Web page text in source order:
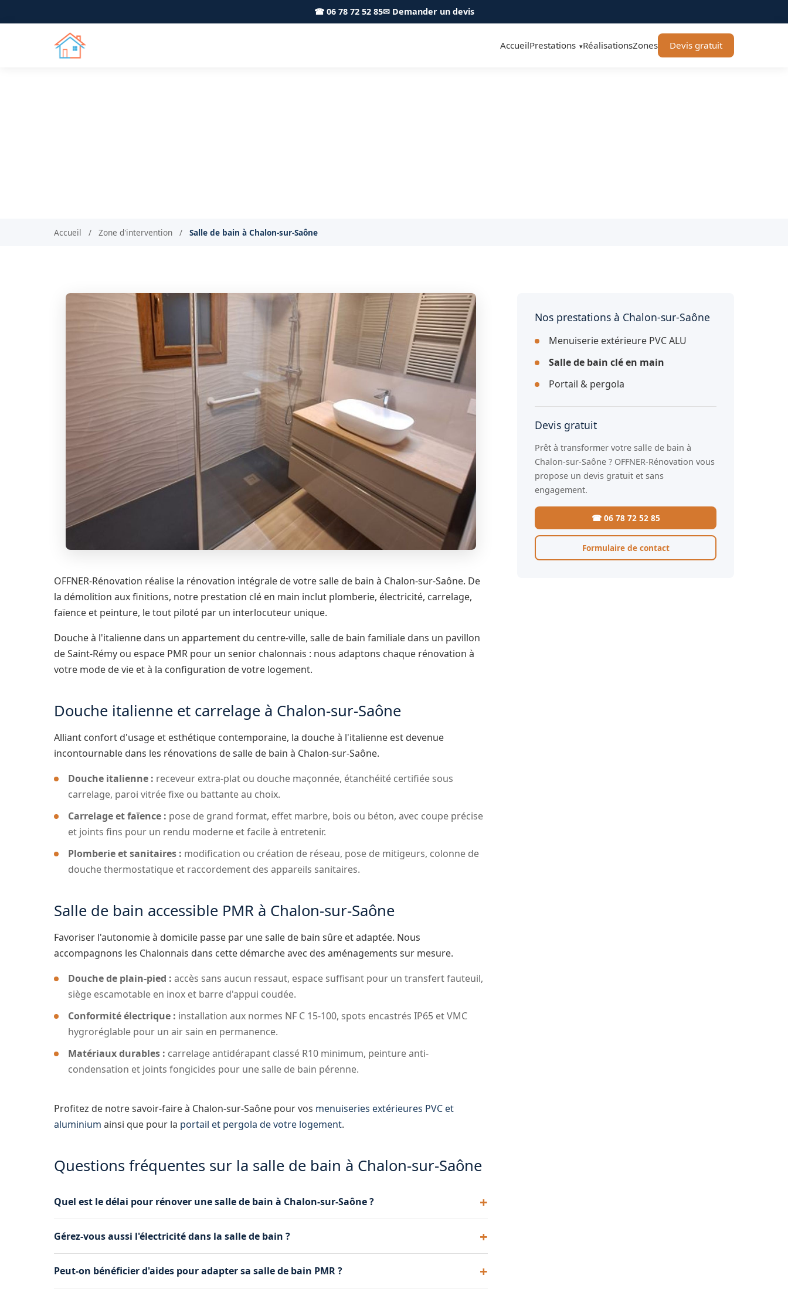
☎ 06 78 72 52 85✉ Demander un devis
AccueilPrestations ▾RéalisationsZones Devis gratuit
Accueil / Zone d'intervention / Salle de bain à Chalon-sur-Saône
OFFNER-Rénovation réalise la rénovation intégrale de votre salle de bain à Chalon-sur-Saône. De
la démolition aux finitions, notre prestation clé en main inclut plomberie, électricité, carrelage,
faïence et peinture, le tout piloté par un interlocuteur unique.
Douche à l'italienne dans un appartement du centre-ville, salle de bain familiale dans un pavillon
de Saint-Rémy ou espace PMR pour un senior chalonnais : nous adaptons chaque rénovation à
votre mode de vie et à la configuration de votre logement.
Douche italienne et carrelage à Chalon-sur-Saône
Alliant confort d'usage et esthétique contemporaine, la douche à l'italienne est devenue
incontournable dans les rénovations de salle de bain à Chalon-sur-Saône.
Douche italienne : receveur extra-plat ou douche maçonnée, étanchéité certifiée sous
carrelage, paroi vitrée fixe ou battante au choix.
Carrelage et faïence : pose de grand format, effet marbre, bois ou béton, avec coupe précise
et joints fins pour un rendu moderne et facile à entretenir.
Plomberie et sanitaires : modification ou création de réseau, pose de mitigeurs, colonne de
douche thermostatique et raccordement des appareils sanitaires.
Salle de bain accessible PMR à Chalon-sur-Saône
Favoriser l'autonomie à domicile passe par une salle de bain sûre et adaptée. Nous
accompagnons les Chalonnais dans cette démarche avec des aménagements sur mesure.
Douche de plain-pied : accès sans aucun ressaut, espace suffisant pour un transfert fauteuil,
siège escamotable en inox et barre d'appui coudée.
Conformité électrique : installation aux normes NF C 15-100, spots encastrés IP65 et VMC
hygroréglable pour un air sain en permanence.
Matériaux durables : carrelage antidérapant classé R10 minimum, peinture anti-
condensation et joints fongicides pour une salle de bain pérenne.
Profitez de notre savoir-faire à Chalon-sur-Saône pour vos menuiseries extérieures PVC et
aluminium ainsi que pour la portail et pergola de votre logement.
Questions fréquentes sur la salle de bain à Chalon-sur-Saône
Quel est le délai pour rénover une salle de bain à Chalon-sur-Saône ?
établissons un planning détaillé dès la validation du devis pour que vous puissiez vous organiser.
Gérez-vous aussi l'électricité dans la salle de bain ?
installons un éclairage adapté, des prises sécurisées et une ventilation mécanique conformément
à la norme NF C 15-100.
Peut-on bénéficier d'aides pour adapter sa salle de bain PMR ?
Nos prestations à Chalon-sur-Saône
Menuiserie extérieure PVC ALU
Salle de bain clé en main
Portail & pergola
Devis gratuit
Prêt à transformer votre salle de bain à
Chalon-sur-Saône ? OFFNER-Rénovation vous
propose un devis gratuit et sans
engagement.
☎ 06 78 72 52 85
Formulaire de contact